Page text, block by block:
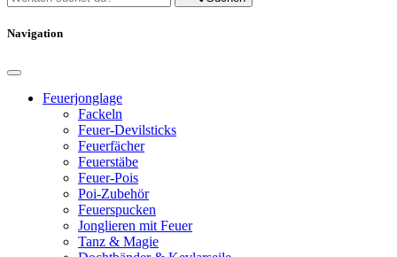
Navigation
Feuerjonglage
Fackeln
Feuer-Devilsticks
Feuerfächer
Feuerstäbe
Feuer-Pois
Poi-Zubehör
Feuerspucken
Jonglieren mit Feuer
Tanz & Magie